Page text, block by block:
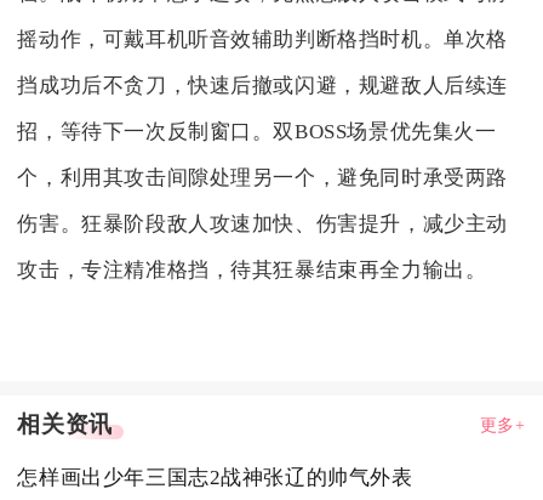
摇动作，可戴耳机听音效辅助判断格挡时机。单次格
挡成功后不贪刀，快速后撤或闪避，规避敌人后续连
招，等待下一次反制窗口。双BOSS场景优先集火一
个，利用其攻击间隙处理另一个，避免同时承受两路
伤害。狂暴阶段敌人攻速加快、伤害提升，减少主动
攻击，专注精准格挡，待其狂暴结束再全力输出。
相关资讯 更多+
怎样画出少年三国志2战神张辽的帅气外表